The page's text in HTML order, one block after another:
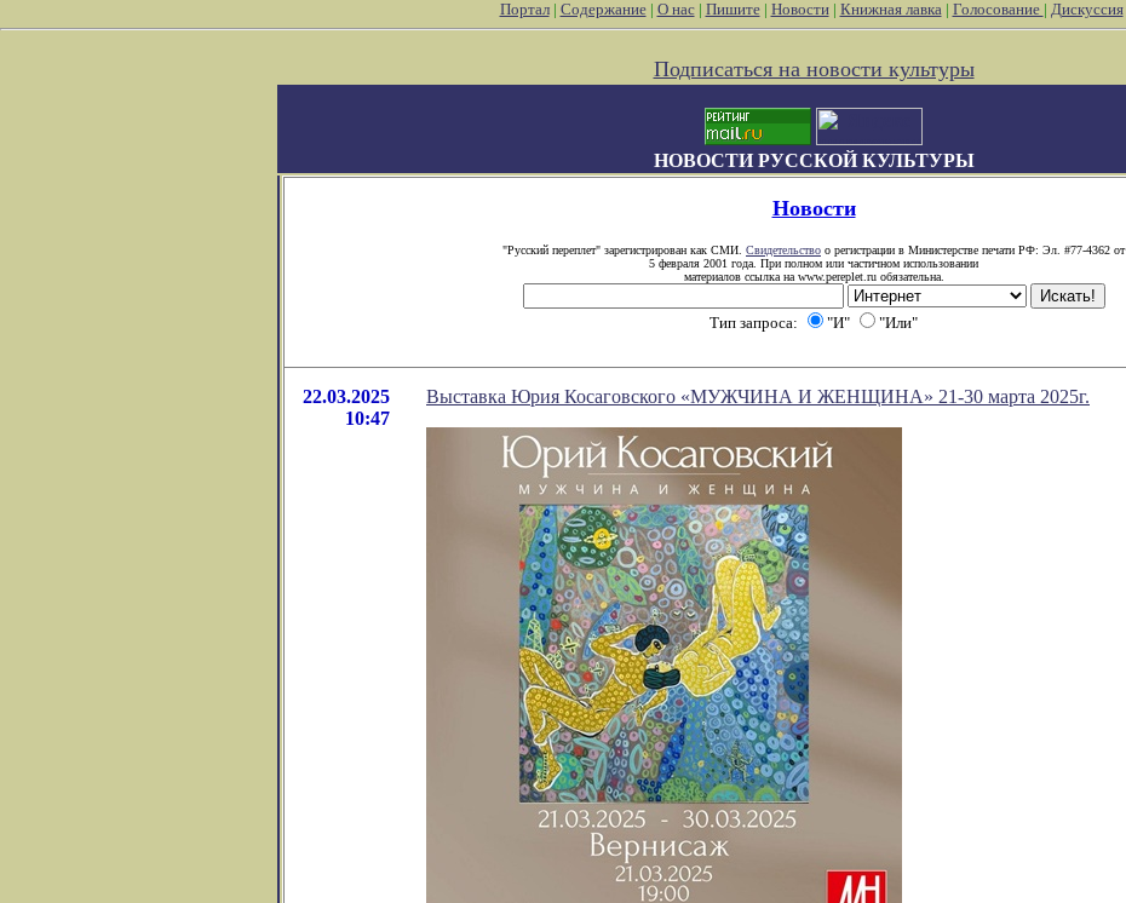
Портал| Содержание| О нас| Пишите| Новости| Книжная лавка| Голосование | Дискуссия
Подписаться на новости культуры
НОВОСТИ РУССКОЙ КУЛЬТУРЫ
Новости
"Русский переплет" зарегистрирован как СМИ. Свидетельство о регистрации в Министерстве печати РФ: Эл. #77-4362 от
5 февраля 2001 года. При полном или частичном использовании
материалов ссылка на www.pereplet.ru обязательна.
Тип запроса: "И" "Или"
22.03.2025
10:47
Выставка Юрия Косаговского «МУЖЧИНА И ЖЕНЩИНА» 21-30 марта 2025г.